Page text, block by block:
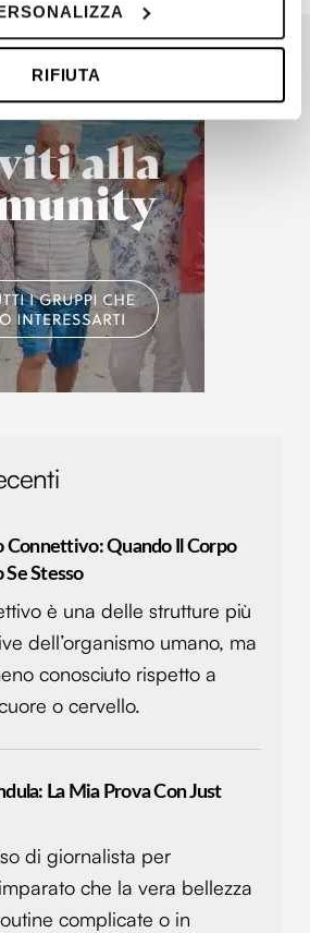
sulla tua posizione
di qualche
dispositivo, scansionandolo
di caratteristiche specifiche
elaborati i tuoi dati personali
nella sezione dettagli
tuo consenso in qualsiasi momento
cookie.
personalizzare contenuti ed
dei social media e per
Condividiamo inoltre
in cui utilizzi il nostro sito con i
che hai fornito loro o che hanno
dei loro servizi.
RIFIUTA
Connettivo: Quando Il Corpo
Se Stesso
è una delle strutture più
dell’organismo umano, ma
conosciuto rispetto a
o cervello.
La Mia Prova Con Just
di giornalista per
che la vera bellezza
complicate o in